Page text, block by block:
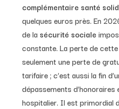
complémentaire santé
quelques euros près. En
de la sécurité sociale
constante. La perte de cette
seulement une perte de
tarifaire ; c’est aussi la fin
dépassements
hospitalier. Il est primordial